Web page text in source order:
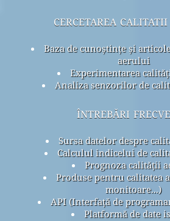
cercetarea
Baza de cunoștințe și
aerului
Experimentarea
Analiza senzorilor de
întrebări
Sursa datelor despre
Calculul indicelui de
Prognoza calității
Produse pentru calitatea
monitoare...)
API (Interfață de
Platformă de date